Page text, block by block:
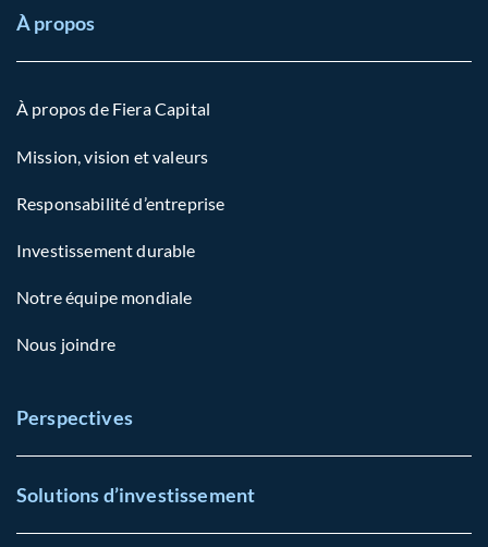
À propos
À propos de Fiera Capital
Mission, vision et valeurs
Responsabilité d’entreprise
Investissement durable
Notre équipe mondiale
Nous joindre
Perspectives
Solutions d’investissement